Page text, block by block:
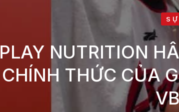
PLAY NUTRITION
CHÍNH THỨC CỦA